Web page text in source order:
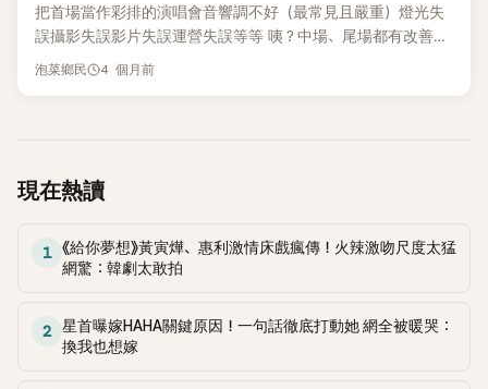
BIGBANG的官方YouTube帳號、三位成員的個人帳號、舞者、
工作人員的Instagram都在8號19點同時更新，感覺大家都聚在
哭了，超期待Coachella，真的ㅜㅜ會抱著YouTube直播看
舞台，他們可是最強的！21.老實說，如果BIGBANG在光化門表
演，我一定會去。 22.有太陽和大成在，真的超期待！23.太興
哇，心裡充滿期待......BIGBANG的Coachella演出真是太震撼
了！ 25.哇，BIGBANG要在Coachella演出ㅜㅜㅜ，真的超期
哦，現在BIGBANG是三人組合了。演出很期待 老實說，三個人
也能表現得很好啊！ 28.BIGBANG的舞台實力有目共睹，完全
費大部分是支付給藝人的結算金。扣除包含在支付手續費中的
法律、宣傳代理等費用，推測GD的結算金超過650億韓元。 對
此，所屬公司表示：「去年因GD的世界巡演而產生的外包服務
費也包含在支付手續費項目中。」然而，Galaxy Corporation將
藝人的結算金比例不大。業界人士表示：「據了解，GD與其他
正規專輯《Kwon Ji Yong》後，展開了世界巡演、節目出演、廣
告等積極活動。去年3月從韓國高陽開始，進行了17個城市39
Corporation去年合併基準營收為2989億韓元，同比增長
618%。反映G-Dragon世界巡演成果的經營管理收入為2695
把首場當作彩排的演唱會音響調不好（最常見且嚴重）燈光失
誤攝影失誤影片失誤運營失誤等等 咦？中場、尾場都有改善得
不錯..??從中場開始就超讚的ㅇㅇ尾場的音響超厲害ㅜㅜ → 如
手的聲音，只能看一場失誤連連的彩排級演唱會 咦？那不去首
場不就好了嗎？？→ 遇過幾次後就絕對不去了，但有些人因為
個東西.....不管是偶像、一般歌手或是海外演出，首場常常成為
演出的犧牲品，讓人懷疑彩排時到底在做什麼 下面是韓網的評
開，哈哈！不過就因為首場演唱會帶來的那種興奮感，大家還
是會去。但遇到像正文提到的情況真的會很火大呢^^2.即便彩
泡菜鄉民 4 個月前
現在熱讀
1
《給你夢想》黃寅燁、惠利激情床戲瘋傳！火辣激吻尺度太猛
網驚：韓劇太敢拍
2
星首曝嫁HAHA關鍵原因！一句話徹底打動她 網全被暖哭：
換我也想嫁